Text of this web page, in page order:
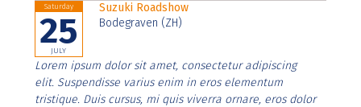
Saturday
25
JULY
Suzuki Roadshow
Bodegraven (ZH)
Lorem ipsum dolor sit amet, consectetur adipiscing
elit. Suspendisse varius enim in eros elementum
tristique. Duis cursus, mi quis viverra ornare, eros dolor